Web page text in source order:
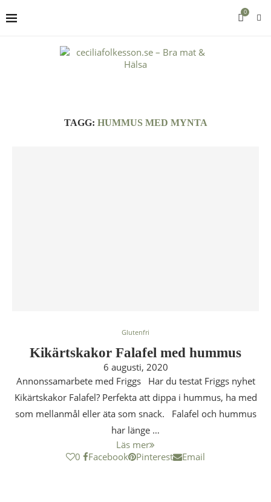
0
TAGG: HUMMUS MED MYNTA
Glutenfri
Kikärtskakor Falafel med hummus
6 augusti, 2020
Annonssamarbete med Friggs Har du testat Friggs nyhet
Kikärtskakor Falafel? Perfekta att dippa i hummus, ha med
som mellanmål eller äta som snack. Falafel och hummus
har länge …
Läs mer
0
Facebook Pinterest Email